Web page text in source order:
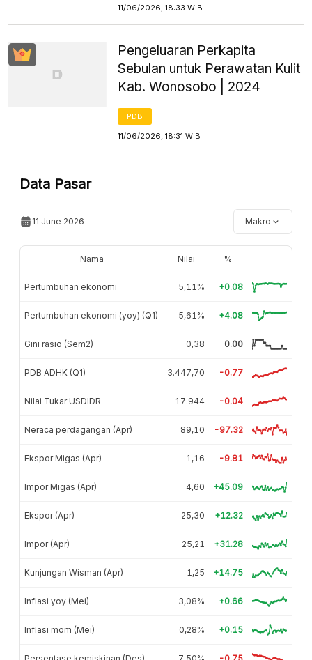
11/06/2026, 18:33 WIB
Pengeluaran Perkapita
Sebulan untuk Perawatan Kulit
Kab. Wonosobo | 2024
PDB
11/06/2026, 18:31 WIB
Data Pasar
11 June 2026 Makro
Nama Nilai %
Pertumbuhan ekonomi 5,11% +0.08
Pertumbuhan ekonomi (yoy) (Q1) 5,61% +4.08
Gini rasio (Sem2) 0,38 0.00
PDB ADHK (Q1) 3.447,70 -0.77
Nilai Tukar USDIDR 17.944 -0.04
Neraca perdagangan (Apr) 89,10 -97.32
Ekspor Migas (Apr) 1,16 -9.81
Impor Migas (Apr) 4,60 +45.09
Ekspor (Apr) 25,30 +12.32
Impor (Apr) 25,21 +31.28
Kunjungan Wisman (Apr) 1,25 +14.75
Inflasi yoy (Mei) 3,08% +0.66
Inflasi mom (Mei) 0,28% +0.15